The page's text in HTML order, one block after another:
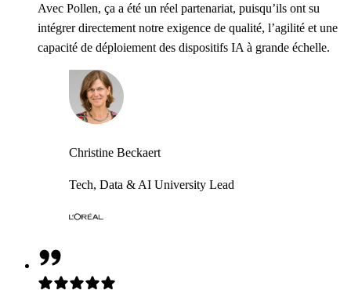
Avec Pollen, ça a été un réel partenariat, puisqu’ils ont su
intégrer directement notre exigence de qualité, l’agilité et une
capacité de déploiement des dispositifs IA à grande échelle.
Christine Beckaert
Tech, Data & AI University Lead